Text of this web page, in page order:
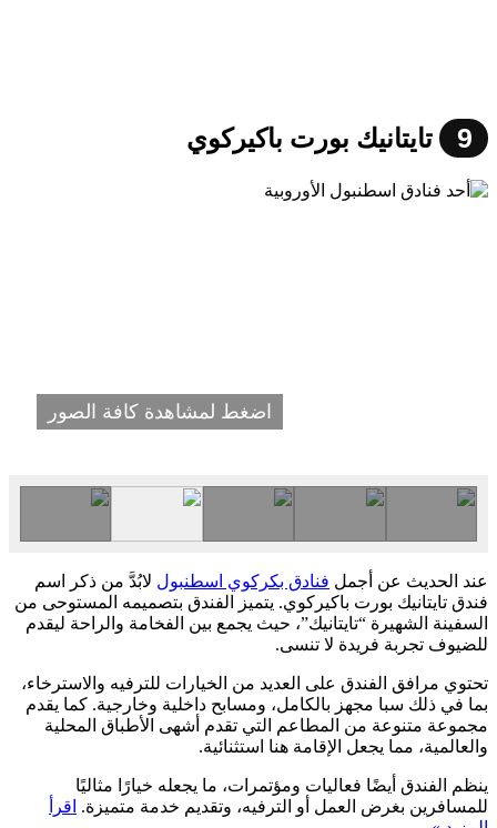
9 تايتانيك بورت باكيركوي
اضغط لمشاهدة كافة الصور
عند الحديث عن أجمل فنادق بكركوي اسطنبول لابُدَّ من ذكر اسم
فندق تايتانيك بورت باكيركوي. يتميز الفندق بتصميمه المستوحى من
السفينة الشهيرة “تايتانيك”، حيث يجمع بين الفخامة والراحة ليقدم
للضيوف تجربة فريدة لا تنسى.
تحتوي مرافق الفندق على العديد من الخيارات للترفيه والاسترخاء،
بما في ذلك سبا مجهز بالكامل، ومسابح داخلية وخارجية. كما يقدم
مجموعة متنوعة من المطاعم التي تقدم أشهى الأطباق المحلية
والعالمية، مما يجعل الإقامة هنا استثنائية.
ينظم الفندق أيضًا فعاليات ومؤتمرات، ما يجعله خيارًا مثاليًا
للمسافرين بغرض العمل أو الترفيه، وتقديم خدمة متميزة. اقرأ